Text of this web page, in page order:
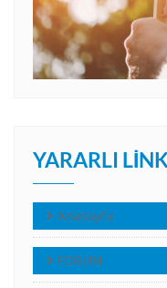
YARARLI
Anasayfa
FORUM